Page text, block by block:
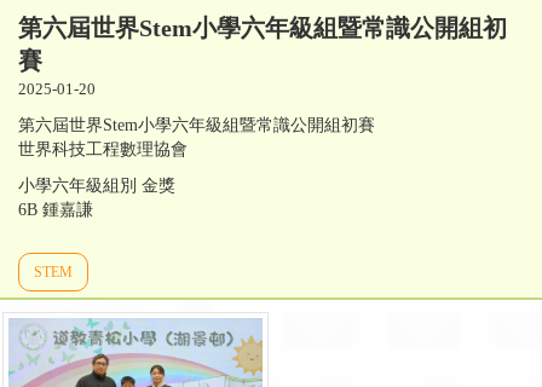
第六屆世界Stem小學六年級組暨常識公開組初
賽
2025-01-20
第六屆世界Stem小學六年級組暨常識公開組初賽
世界科技工程數理協會
小學六年級組別 金獎
6B 鍾嘉謙
STEM